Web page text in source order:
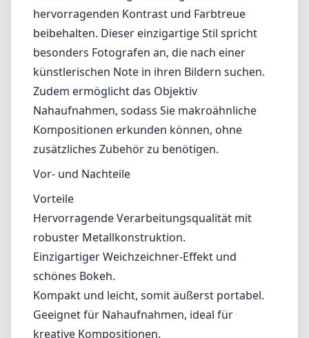
auffallen, dass die Ecken der Bilder eine
leichte Unschärfe aufweisen, was für
diejenigen, die Wert auf kritische Details
legen, ein Manko darstellen kann.
Einzigartige Merkmale
Eines der herausragenden Merkmale des
Velvet 28mm ist die Fähigkeit, "Velvet"-Effekte
zu erzeugen, die eine ätherische Weichheit im
Bild schaffen und gleichzeitig einen
besonders Fotografen an, die nach einer
Zudem ermöglicht das Objektiv
Kompositionen erkunden können, ohne
zusätzliches Zubehör zu benötigen.